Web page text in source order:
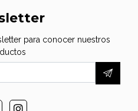
para conocer nuestros